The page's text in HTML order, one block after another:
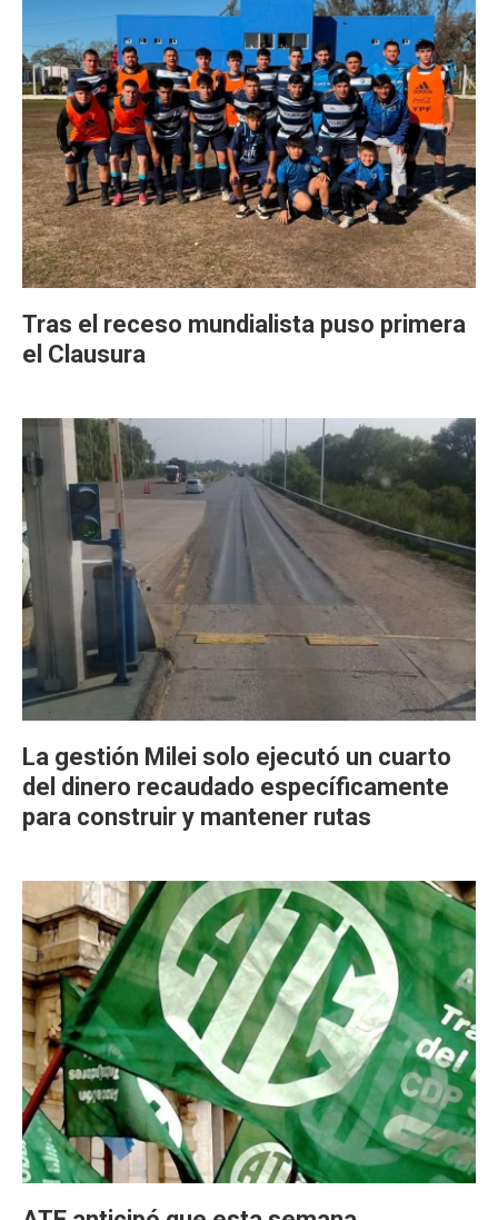
Tras el receso mundialista puso primera
el Clausura
La gestión Milei solo ejecutó un cuarto
del dinero recaudado específicamente
para construir y mantener rutas